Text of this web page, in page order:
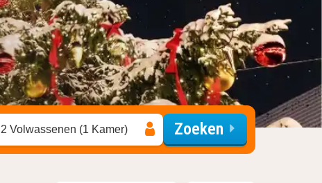
2 Volwassenen (1 Kamer) Zoeken